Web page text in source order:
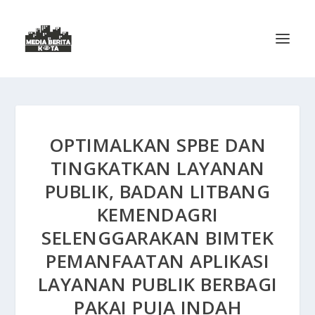
OPTIMALKAN SPBE DAN
TINGKATKAN LAYANAN
PUBLIK, BADAN LITBANG
KEMENDAGRI
SELENGGARAKAN BIMTEK
PEMANFAATAN APLIKASI
LAYANAN PUBLIK BERBAGI
PAKAI PUJA INDAH